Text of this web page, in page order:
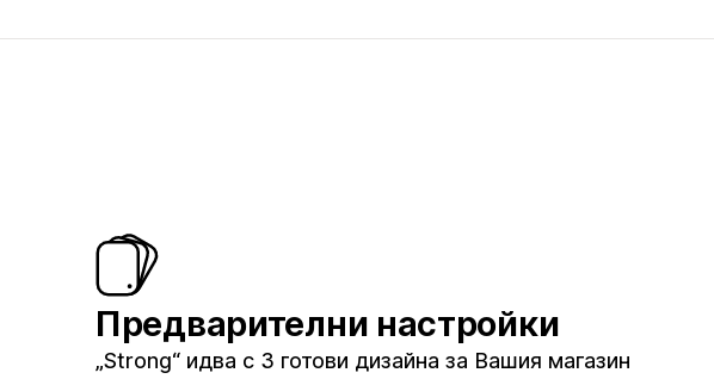
Предварителни настройки
„Strong“ идва с 3 готови дизайна за Вашия магазин